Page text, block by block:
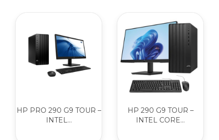
HP PRO 290 G9 TOUR –
INTEL...
HP 290 G9 TOUR –
INTEL CORE...